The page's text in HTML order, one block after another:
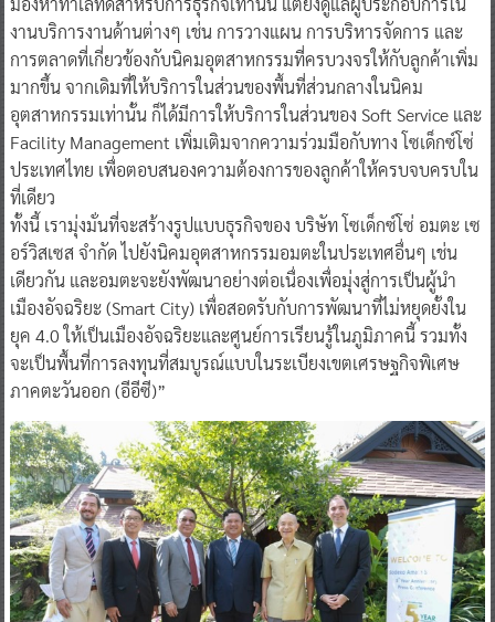
งานบริการงานด้านต่างๆ เช่น การวางแผน การบริหารจัดการ และ
การตลาดที่เกี่ยวข้องกับนิคมอุตสาหกรรมที่ครบวงจรให้กับลูกค้าเพิ่ม
มากขึ้น จากเดิมที่ให้บริการในส่วนของพื้นที่ส่วนกลางในนิคม
อุตสาหกรรมเท่านั้น ก็ได้มีการให้บริการในส่วนของ Soft Service และ
Facility Management เพิ่มเติมจากความร่วมมือกับทาง โซเด็กซ์โซ่
ประเทศไทย เพื่อตอบสนองความต้องการของลูกค้าให้ครบจบครบใน
ที่เดียว
ทั้งนี้ เรามุ่งมั่นที่จะสร้างรูปแบบธุรกิจของ บริษัท โซเด็กซ์โซ่ อมตะ เซ
อร์วิสเซส จำกัด ไปยังนิคมอุตสาหกรรมอมตะในประเทศอื่นๆ เช่น
เดียวกัน และอมตะจะยังพัฒนาอย่างต่อเนื่องเพื่อมุ่งสู่การเป็นผู้นำ
เมืองอัจฉริยะ (Smart City) เพื่อสอดรับกับการพัฒนาที่ไม่หยุดยั้งใน
ยุค 4.0 ให้เป็นเมืองอัจฉริยะและศูนย์การเรียนรู้ในภูมิภาคนี้ รวมทั้ง
จะเป็นพื้นที่การลงทุนที่สมบูรณ์แบบในระเบียงเขตเศรษฐกิจพิเศษ
ภาคตะวันออก (อีอีซี)”